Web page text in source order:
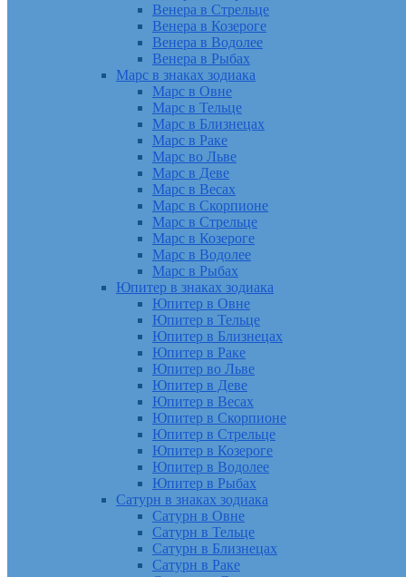
Венера в Стрельце
Венера в Козероге
Венера в Водолее
Венера в Рыбах
Марс в знаках зодиака
Марс в Овне
Марс в Тельце
Марс в Близнецах
Марс в Раке
Марс во Льве
Марс в Деве
Марс в Весах
Марс в Скорпионе
Марс в Стрельце
Марс в Козероге
Марс в Водолее
Марс в Рыбах
Юпитер в знаках зодиака
Юпитер в Овне
Юпитер в Тельце
Юпитер в Близнецах
Юпитер в Раке
Юпитер во Льве
Юпитер в Деве
Юпитер в Весах
Юпитер в Скорпионе
Юпитер в Стрельце
Юпитер в Козероге
Юпитер в Водолее
Юпитер в Рыбах
Сатурн в знаках зодиака
Сатурн в Овне
Сатурн в Тельце
Сатурн в Близнецах
Сатурн в Раке